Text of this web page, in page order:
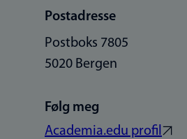
Postadresse
Postboks 7805
5020 Bergen
Følg meg
Academia.edu profil